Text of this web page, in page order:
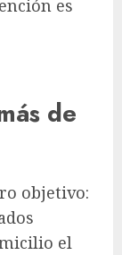
es
de
objetivo:
el